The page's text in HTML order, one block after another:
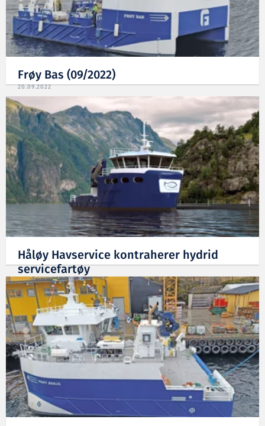
Frøy Bas (09/2022)
20.09.2022
Håløy Havservice kontraherer hydrid
servicefartøy
22.06.2022